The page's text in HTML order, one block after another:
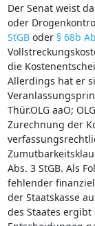
Der Senat weist
oder
StGBoder § 68b
die
Allerdings hat er
Thür.OLG aaO;
Zurechnung der
Abs. 3 StGB. Als
fehlender
der Staatskasse
des Staates ergibt